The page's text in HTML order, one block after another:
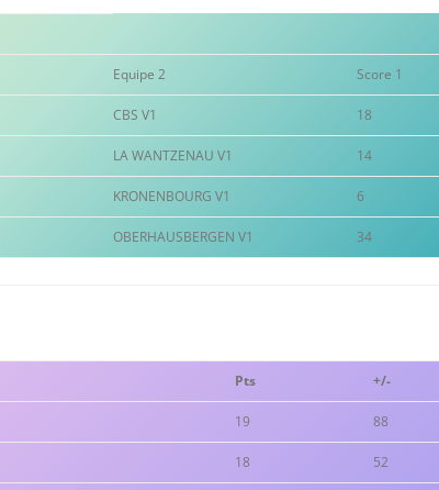
CLASSEMENTS 2025
RÉSULTATS ET CLASSEMENTS)
RÉSULTATS CRC VÉTÉRAN 2025
RÉSULTATS CDC FÉMININ 2025
RÉSULTATS CDC OPEN 2025
RÉSULTATS CDC/CRC JEU
PROVENÇAL 2025
NATIONAUX MULHOUSIEN ET
GRANDS PRIX 2024
RÉSULTATS DES CONCOURS ET
CLASSEMENTS, DES COUPES 2024
RÉSULTATS CHAMPIONNATS
RÉGIONAUX ET DÉPARTEMENTAUX
RÉSULTATS CDC-V 2024
RÉSULTATS CRC-V 2024
ARCHIVES 2023 (CHAMPIONNATS
2023…)
NATIONAUX MULHOUSIEN ET
Equipe 2 Score 1
CBS V1 18
LA WANTZENAU V1 14
KRONENBOURG V1 6
OBERHAUSBERGEN V1 34
Pts +/-
19 88
18 52